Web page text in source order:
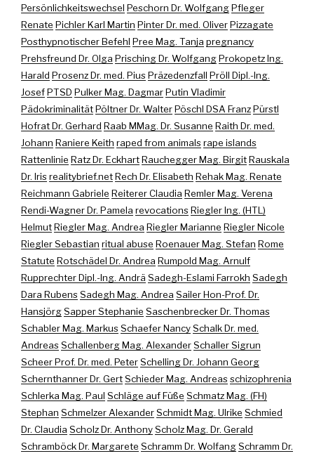
Persönlichkeitswechsel Peschorn Dr. WolfgangPfleger
Renate Pichler Karl Martin Pinter Dr. med. OliverPizzagate
Posthypnotischer Befehl Pree Mag. Tanja pregnancy
Prehsfreund Dr. Olga Prisching Dr. WolfgangProkopetz Ing.
Harald Prosenz Dr. med. PiusPräzedenzfall Pröll Dipl.-Ing.
JosefPTSD Pulker Mag. DagmarPutin Vladimir
PädokriminalitätPöltner Dr. WalterPöschl DSA FranzPürstl
Hofrat Dr. Gerhard Raab MMag. Dr. Susanne Raith Dr. med.
Johann Raniere Keith raped from animalsrape islands
Rattenlinie Ratz Dr. EckhartRauchegger Mag. BirgitRauskala
Dr. Irisrealitybrief.netRech Dr. Elisabeth Rehak Mag. Renate
Reichmann Gabriele Reiterer Claudia Remler Mag. Verena
Rendi-Wagner Dr. Pamela revocationsRiegler Ing. (HTL)
HelmutRiegler Mag. Andrea Riegler Marianne Riegler Nicole
Riegler Sebastian ritual abuse Roenauer Mag. Stefan Rome
Statute Rotschädel Dr. Andrea Rumpold Mag. Arnulf
Rupprechter Dipl.-Ing. Andrä Sadegh-Eslami Farrokh Sadegh
Dara RubensSadegh Mag. Andrea Sailer Hon-Prof. Dr.
HansjörgSapper Stephanie Saschenbrecker Dr. Thomas
Schabler Mag. MarkusSchaefer NancySchalk Dr. med.
AndreasSchallenberg Mag. AlexanderSchaller Sigrun
Scheer Prof. Dr. med. PeterSchelling Dr. Johann Georg
Schernthanner Dr. GertSchieder Mag. Andreasschizophrenia
Schlerka Mag. Paul Schläge auf Füße Schmatz Mag. (FH)
Stephan Schmelzer AlexanderSchmidt Mag. Ulrike Schmied
Dr. Claudia Scholz Dr. AnthonyScholz Mag. Dr. Gerald
Schramböck Dr. Margarete Schramm Dr. WolfangSchramm Dr.